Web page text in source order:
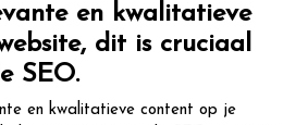
en kwalitatieve
dit is cruciaal
SEO.
en kwalitatieve content op je